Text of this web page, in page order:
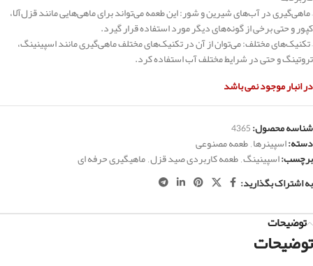
– ماهی‌گیری در آب‌های شیرین و شور: این طعمه می‌تواند برای ماهی‌هایی مانند قزل‌آلا،
کپور و حتی برخی از گونه‌های دیگر مورد استفاده قرار گیرد.
– تکنیک‌های مختلف: می‌توان از آن در تکنیک‌های مختلف ماهی‌گیری مانند اسپینینگ،
تروتینگ و حتی در شرایط مختلف آب استفاده کرد.
در انبار موجود نمی باشد
شناسه محصول:4365
دسته:اسپینرها,طعمه مصنوعی
برچسب:اسپینینگ,طعمه کاربردی صید قزل,ماهیگیری حرفه ای
به اشتراک بگذارید:
توضیحات
توضیحات